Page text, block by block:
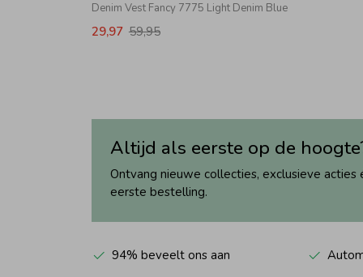
Denim Vest Fancy 7775 Light Denim Blue
29,97 59,95
Altijd als eerste op de
Ontvang nieuwe collecties, exclusieve
eerste bestelling.
94% beveelt ons aan